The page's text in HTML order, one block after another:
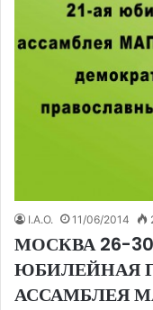
I.A.O. 11/06/2014
МОСКВА 26-
ЮБИЛЕЙНАЯ
АССАМБЛЕЯ